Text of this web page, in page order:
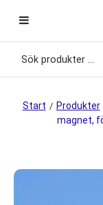
Start / Produkter
magnet,